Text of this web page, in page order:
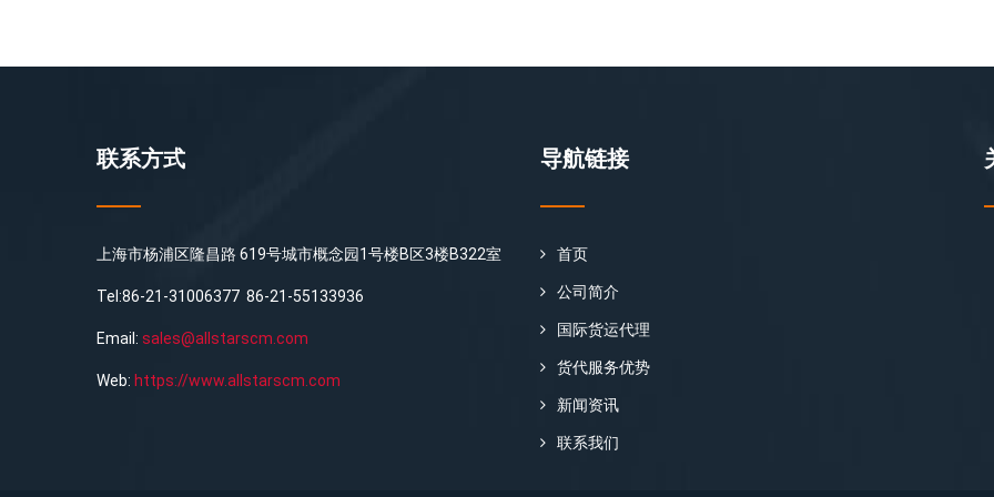
联系方式
上海市杨浦区隆昌路 619号城市概念园1号楼B区3楼B322室
Tel:86-21-31006377 86-21-55133936
Email: sales@allstarscm.com
Web: https://www.allstarscm.com
导航链接
首页
公司简介
国际货运代理
货代服务优势
新闻资讯
联系我们